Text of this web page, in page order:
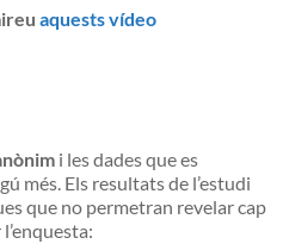
aquests vídeo
i les dades que es
més. Els resultats de l’estudi
que no permetran revelar cap